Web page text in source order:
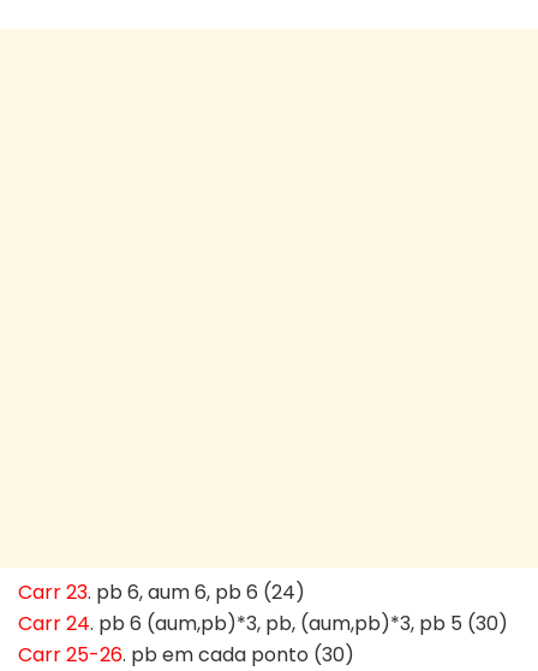
Carr 23. pb 6, aum 6, pb 6 (24)
Carr 24. pb 6 (aum,pb)*3, pb, (aum,pb)*3, pb 5 (30)
Carr 25-26. pb em cada ponto (30)